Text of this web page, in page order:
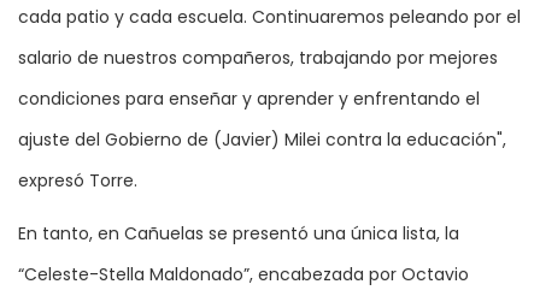
cada patio y cada escuela. Continuaremos peleando por el
salario de nuestros compañeros, trabajando por mejores
condiciones para enseñar y aprender y enfrentando el
ajuste del Gobierno de (Javier) Milei contra la educación",
expresó Torre.
En tanto, en Cañuelas se presentó una única lista, la
“Celeste-Stella Maldonado”, encabezada por Octavio